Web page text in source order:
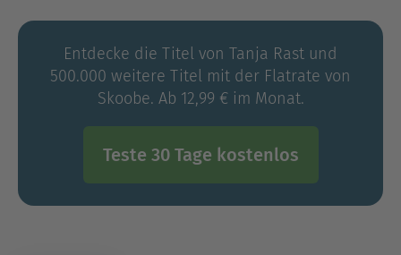
Entdecke die Titel von Tanja Rast und
500.000 weitere Titel mit der Flatrate von
Skoobe. Ab 12,99 € im Monat.
Teste 30 Tage kostenlos